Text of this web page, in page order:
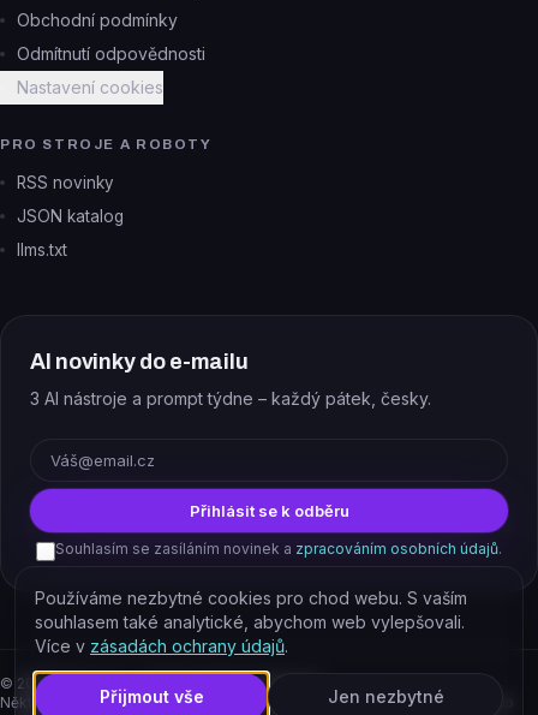
Obchodní podmínky
Odmítnutí odpovědnosti
Nastavení cookies
PRO STROJE A ROBOTY
RSS novinky
JSON katalog
llms.txt
AI novinky do e-mailu
3 AI nástroje a prompt týdne – každý pátek, česky.
Přihlásit se k odběru
Souhlasím se zasíláním novinek a zpracováním osobních údajů.
© 2026
EJAJ s.r.o. – všechna práva vyhrazena.
Některé odkazy jsou affiliate. Podporujete tím provoz katalogu, cena pro
Používáme nezbytné cookies pro chod webu. S vaším
souhlasem také analytické, abychom web vylepšovali.
Více v zásadách ochrany údajů.
Přijmout vše Jen nezbytné